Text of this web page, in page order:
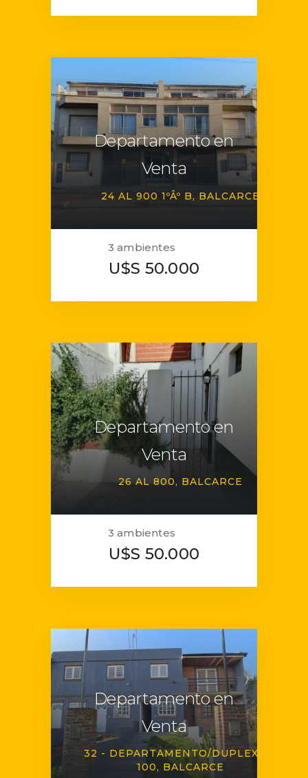
Departamento en
Venta
24 AL 900 1ºÂº B BALCARCE
3 ambientes
U$S 50.000
Departamento en
Venta
26 AL 800 BALCARCE
3 ambientes
U$S 50.000
Departamento en
Venta
32 - DEPARTAMENTO/DUPLEX AL
100
BALCARCE